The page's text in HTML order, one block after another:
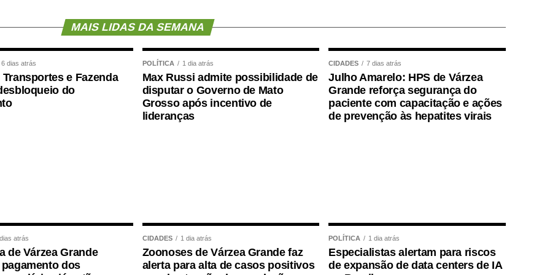
Professoras, Berta Lúcia Souza Lima, disse
necessidade de mais recursos para a
movimento é cobrar a implementação daLei
da educação infantil como profissionais do
recursos, pois demanda mais profissionais,
a educação avançou muito no Brasil com
da Educação Básica e de Valorização dos
em 2006. Ela apontou, no entanto, que é
infantil e também pensar a qualidade do gasto,
MAIS LIDAS DA SEMANA
6 dias atrás
e Fazenda
do
POLÍTICA 1 dia atrás
Max Russi admite possibilidade de
disputar o Governo de Mato
Grosso após incentivo de
lideranças
CIDADES 7 dias atrás
Julho Amarelo: HPS de Várzea
Grande reforça segurança do
paciente com capacitação e ações
de prevenção às hepatites virais
atrás
de Várzea Grande
dos
CIDADES 1 dia atrás
Zoonoses de Várzea Grande faz
alerta para alta de casos positivos
POLÍTICA 1 dia atrás
Especialistas alertam para riscos
de expansão de data centers de IA